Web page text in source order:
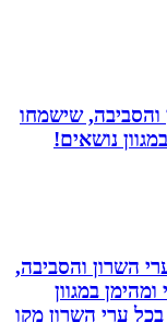
שישמחו
נושאים!
והסביבה,
במגוון
השרון מקו